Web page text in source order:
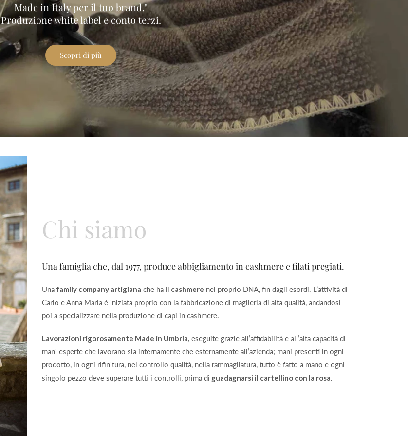
Made in Italy per il tuo brand."
Produzione white label e conto terzi.
Scopri di più
Chi siamo
Una famiglia che, dal 1977, produce abbigliamento in cashmere e filati pregiati.
Una family company artigiana che ha il cashmere nel proprio DNA, fin dagli esordi. L’attività di
Carlo e Anna Maria è iniziata proprio con la fabbricazione di maglieria di alta qualità, andandosi
poi a specializzare nella produzione di capi in cashmere.
Lavorazioni rigorosamente Made in Umbria, eseguite grazie all’affidabilità e all’alta capacità di
mani esperte che lavorano sia internamente che esternamente all’azienda; mani presenti in ogni
prodotto, in ogni rifinitura, nel controllo qualità, nella rammagliatura, tutto è fatto a mano e ogni
singolo pezzo deve superare tutti i controlli, prima di guadagnarsi il cartellino con la rosa.